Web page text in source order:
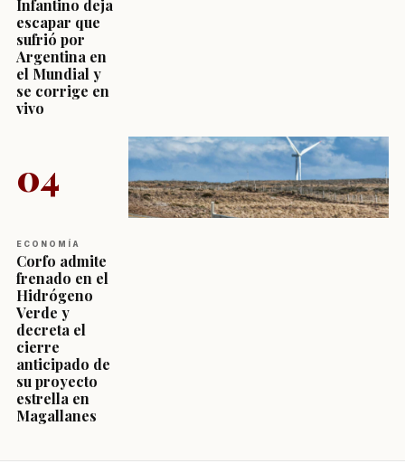
Infantino deja
escapar que
sufrió por
Argentina en
el Mundial y
se corrige en
vivo
04
ECONOMÍA
Corfo admite
frenado en el
Hidrógeno
Verde y
decreta el
cierre
anticipado de
su proyecto
estrella en
Magallanes